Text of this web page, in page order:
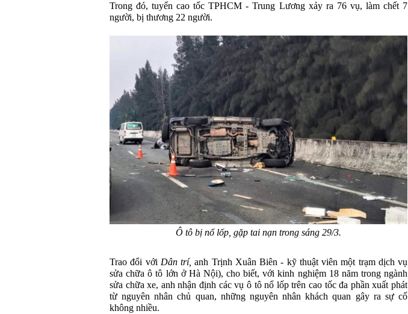
Trong đó, tuyến cao tốc TPHCM - Trung Lương xảy ra 76 vụ, làm chết 7
người, bị thương 22 người.
Ô tô bị nổ lốp, gặp tai nạn trong sáng 29/3.
Trao đổi với Dân trí,anh Trịnh Xuân Biên - kỹ thuật viên một trạm dịch vụ
sửa chữa ô tô lớn ở Hà Nội), cho biết, với kinh nghiệm 18 năm trong ngành
sửa chữa xe, anh nhận định các vụ ô tô nổ lốp trên cao tốc đa phần xuất phát
từ nguyên nhân chủ quan, những nguyên nhân khách quan gây ra sự cố
không nhiều.